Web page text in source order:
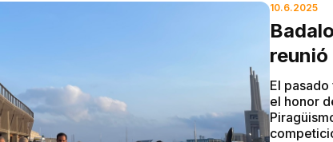
10.6.2025
El
el honor